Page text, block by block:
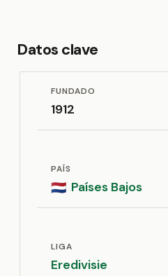
Datos clave
FUNDADO
1912
PAÍS
🇳🇱 Países Bajos
LIGA
Eredivisie